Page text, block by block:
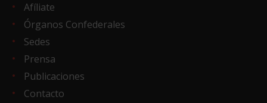
Afíliate
Órganos Confederales
Sedes
Prensa
Publicaciones
Contacto